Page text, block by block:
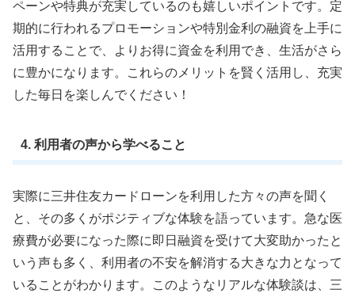
ペーンや特典が充実しているのも嬉しいポイントです。定
期的に行われるプロモーションや特別金利の融資を上手に
活用することで、よりお得に資金を利用でき、生活がさら
に豊かになります。これらのメリットを賢く活用し、充実
した毎日を楽しんでください！
4. 利用者の声から学べること
実際に三井住友カードローンを利用した方々の声を聞く
と、その多くがポジティブな体験を語っています。急な医
療費が必要になった際に即日融資を受けて大変助かったと
いう声も多く、利用者の不安を解消する大きな力となって
いることがわかります。このようなリアルな体験談は、三